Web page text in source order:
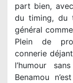
part bien,
du timing, du
général
Plein de
connerie
l’humour
Benamou